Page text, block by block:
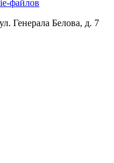
файлов
Генерала Белова, д. 7